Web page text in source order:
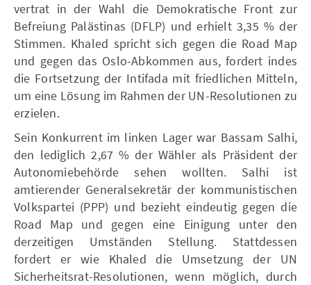
vertrat in der Wahl die Demokratische Front zur
Befreiung Palästinas (DFLP) und erhielt 3,35 % der
Stimmen. Khaled spricht sich gegen die Road Map
und gegen das Oslo-Abkommen aus, fordert indes
die Fortsetzung der Intifada mit friedlichen Mitteln,
um eine Lösung im Rahmen der UN-Resolutionen zu
erzielen.
Sein Konkurrent im linken Lager war Bassam Salhi,
den lediglich 2,67 % der Wähler als Präsident der
Autonomiebehörde sehen wollten. Salhi ist
amtierender Generalsekretär der kommunistischen
Volkspartei (PPP) und bezieht eindeutig gegen die
Road Map und gegen eine Einigung unter den
derzeitigen Umständen Stellung. Stattdessen
fordert er wie Khaled die Umsetzung der UN
Sicherheitsrat-Resolutionen, wenn möglich, durch